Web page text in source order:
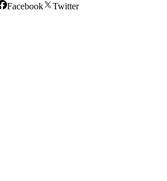
Facebook
Twitter